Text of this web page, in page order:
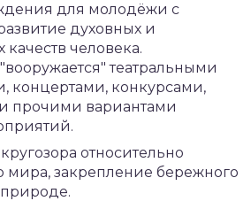
для молодёжи с
духовных и
качеств человека.
театральными
концертами, конкурсами,
прочими вариантами
относительно
закрепление бережного